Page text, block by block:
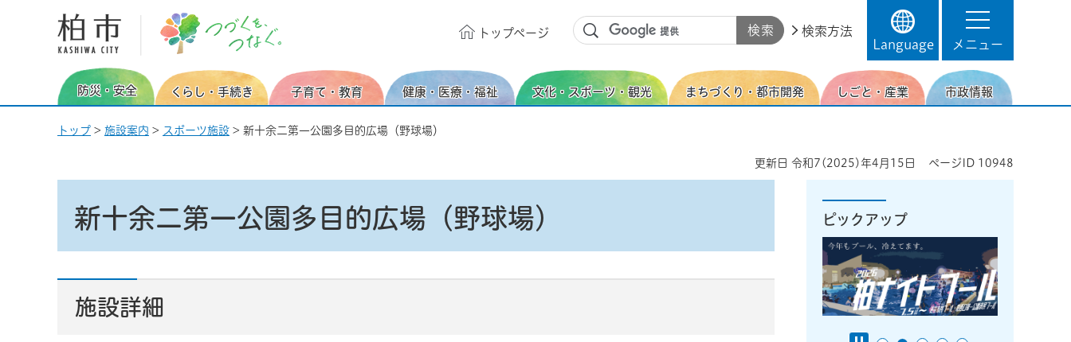
柏市 つづくを、つなぐ。
トップページ
検索方法
Language
メニュー
防災・安全 くらし・手続き 子育て・教育 健康・医療・福祉 文化・スポーツ・観光 まちづくり・都市開発 しごと・産業 市政情報
トップ > 施設案内 > スポーツ施設 > 新十余二第一公園多目的広場（野球場）
更新日 令和7(2025)年4月15日 ページID 10948
新十余二第一公園多目的広場（野球場）
施設詳細
ピックアップ